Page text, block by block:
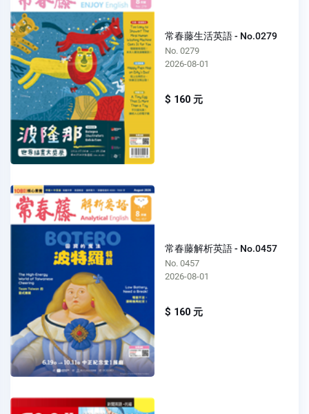
常春藤生活英語 - No.0279
No. 0279
2026-08-01
$ 160 元
常春藤解析英語 - No.0457
No. 0457
2026-08-01
$ 160 元